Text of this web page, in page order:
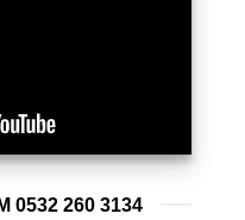
0532 260 3134